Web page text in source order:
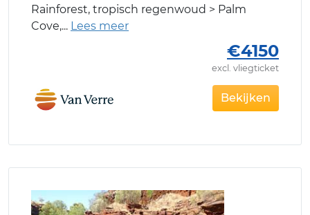
Rainforest, tropisch regenwoud > Palm
Cove,
€4150
excl. vliegticket
Bekijken